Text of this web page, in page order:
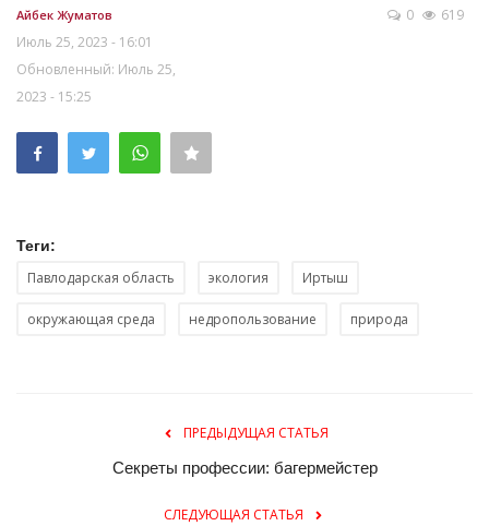
Айбек Жуматов
Июль 25, 2023 - 16:01
Обновленный: Июль 25,
2023 - 15:25
0 619
Теги:
Павлодарская область экология Иртыш
окружающая среда недропользование природа
ПРЕДЫДУЩАЯ СТАТЬЯ
Секреты профессии: багермейстер
СЛЕДУЮЩАЯ СТАТЬЯ